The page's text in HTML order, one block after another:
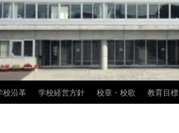
校沿革 学校経営方針 校章・校歌 教育目標